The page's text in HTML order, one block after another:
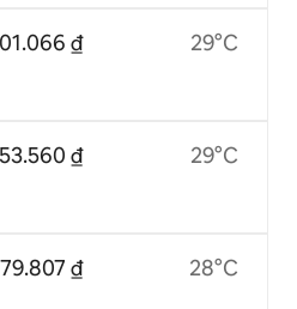
₫
₫
₫
29°C
29°C
28°C